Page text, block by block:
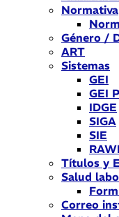
Normativa
Género /
ART
Sistemas
GEI
GEI
IDGE
SIGA
SIE
Títulos y
Salud
Correo